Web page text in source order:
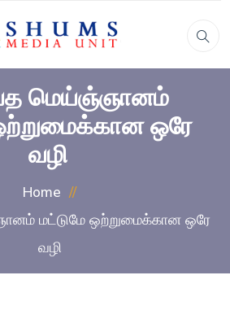
மெய்ஞ்ஞானம்
ஒரே
வழி
Home
மட்டுமே ஒற்றுமைக்கான ஒரே
வழி